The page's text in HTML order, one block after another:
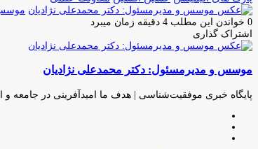
موسس
0 خواندن این مطلب 4 دقیقه زمان میبرد
اشتراک گذاری
فیس
توئیتر
لینکدین
واتس
تلگرام
اشتراک
از
ایمیل
چاپ
موسس و مدیرمسئول: دکتر محمدعلی نژادیان
پایگاه خبری موفقیت‌شناسی | هدف ما امیدآفرینی در